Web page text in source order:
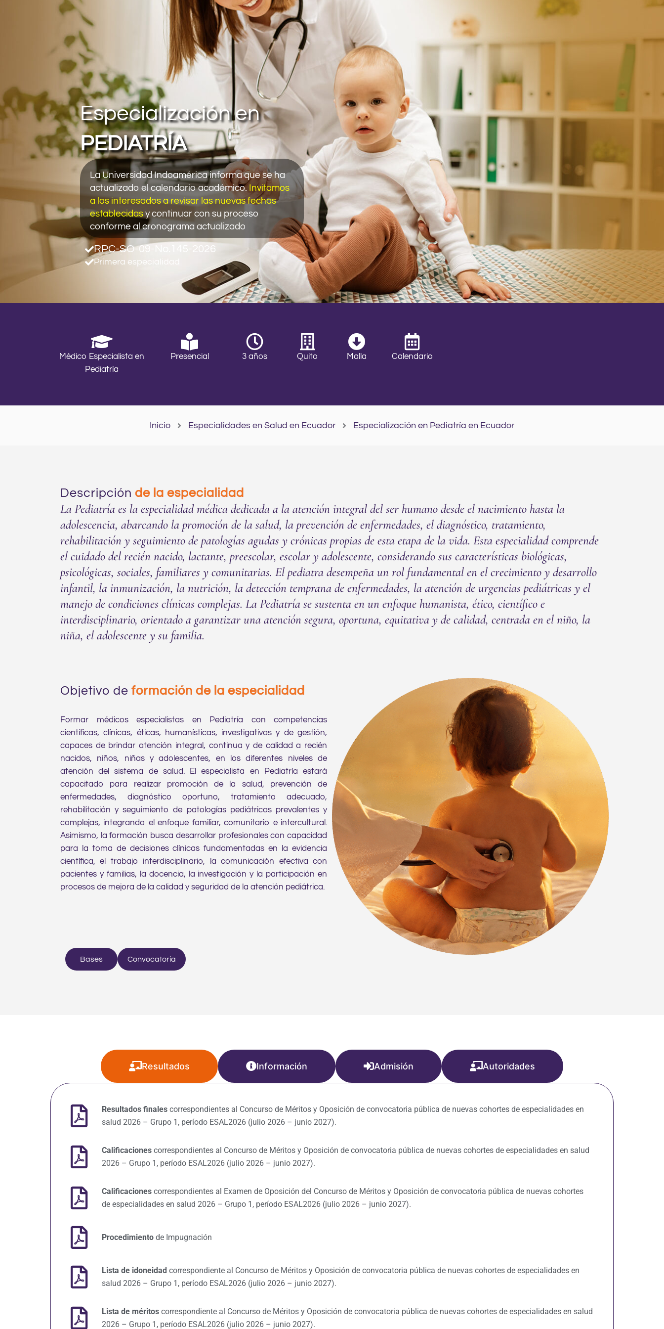
Especialización en
PEDIATRÍA
La Universidad Indoamérica informa que se ha
actualizado el calendario académico. Invitamos
a los interesados a revisar las nuevas fechas
establecidas y continuar con su proceso
conforme al cronograma actualizado
RPC-SO-09-No.145-2026
Primera especialidad
Médico Especialista en
Pediatría
Presencial 3 años Quito Malla Calendario
Inicio Especialidades en Salud en Ecuador Especialización en Pediatría en Ecuador
Descripción de la especialidad
La Pediatría es la especialidad médica dedicada a la atención integral del ser humano desde el nacimiento hasta la
adolescencia, abarcando la promoción de la salud, la prevención de enfermedades, el diagnóstico, tratamiento,
rehabilitación y seguimiento de patologías agudas y crónicas propias de esta etapa de la vida. Esta especialidad comprende
el cuidado del recién nacido, lactante, preescolar, escolar y adolescente, considerando sus características biológicas,
psicológicas, sociales, familiares y comunitarias. El pediatra desempeña un rol fundamental en el crecimiento y desarrollo
infantil, la inmunización, la nutrición, la detección temprana de enfermedades, la atención de urgencias pediátricas y el
manejo de condiciones clínicas complejas. La Pediatría se sustenta en un enfoque humanista, ético, científico e
interdisciplinario, orientado a garantizar una atención segura, oportuna, equitativa y de calidad, centrada en el niño, la
niña, el adolescente y su familia.
Objetivo de formación de la especialidad
Formar médicos especialistas en Pediatría con competencias
científicas, clínicas, éticas, humanísticas, investigativas y de gestión,
capaces de brindar atención integral, continua y de calidad a recién
nacidos, niños, niñas y adolescentes, en los diferentes niveles de
atención del sistema de salud. El especialista en Pediatría estará
capacitado para realizar promoción de la salud, prevención de
enfermedades, diagnóstico oportuno, tratamiento adecuado,
rehabilitación y seguimiento de patologías pediátricas prevalentes y
complejas, integrando el enfoque familiar, comunitario e intercultural.
Asimismo, la formación busca desarrollar profesionales con capacidad
para la toma de decisiones clínicas fundamentadas en la evidencia
científica, el trabajo interdisciplinario, la comunicación efectiva con
pacientes y familias, la docencia, la investigación y la participación en
procesos de mejora de la calidad y seguridad de la atención pediátrica.
Bases Convocatoria
Resultados Información Admisión Autoridades
Resultados finales correspondientes al Concurso de Méritos y Oposición de convocatoria pública de nuevas cohortes de especialidades en
salud 2026 – Grupo 1, período ESAL2026 (julio 2026 – junio 2027).
Calificaciones correspondientes al Concurso de Méritos y Oposición de convocatoria pública de nuevas cohortes de especialidades en salud
2026 – Grupo 1, período ESAL2026 (julio 2026 – junio 2027).
Calificaciones correspondientes al Examen de Oposición del Concurso de Méritos y Oposición de convocatoria pública de nuevas cohortes
de especialidades en salud 2026 – Grupo 1, período ESAL2026 (julio 2026 – junio 2027).
Procedimientode Impugnación
Lista de idoneidad correspondiente al Concurso de Méritos y Oposición de convocatoria pública de nuevas cohortes de especialidades en
salud 2026 – Grupo 1, período ESAL2026 (julio 2026 – junio 2027).
Lista de méritos correspondiente al Concurso de Méritos y Oposición de convocatoria pública de nuevas cohortes de especialidades en salud
2026 – Grupo 1, período ESAL2026 (julio 2026 – junio 2027).